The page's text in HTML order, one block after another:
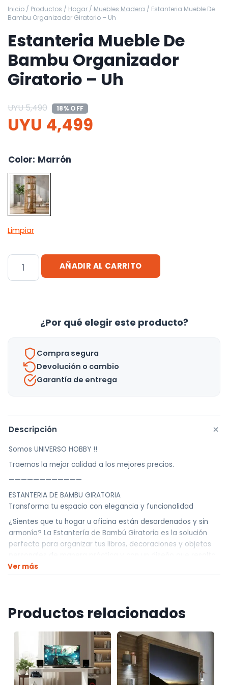
Inicio / Productos / Hogar / Muebles Madera / Estanteria Mueble De
Bambu Organizador Giratorio – Uh
Estanteria Mueble De
Bambu Organizador
Giratorio – Uh
UYU5,490 18% OFF
UYU 4,499
Color: Marrón
Limpiar
Estanteria
Mueble
Giratorio
cantidad
AÑADIR AL CARRITO
¿Por qué elegir este producto?
Compra segura
Devolución o cambio
Garantía de entrega
Descripción +
Somos UNIVERSO HOBBY !!
Traemos la mejor calidad a los mejores precios.
————————————
ESTANTERIA DE BAMBU GIRATORIA
Transforma tu espacio con elegancia y funcionalidad
¿Sientes que tu hogar u oficina están desordenados y sin
armonía? La Estantería de Bambú Giratoria es la solución
perfecta para organizar tus libros, decoraciones y objetos
en cualquier ambiente. Su estructura multinivel y giratoria te
permite aprovechar cada centímetro, accediendo
* Diseño 360° – Gira con facilidad para encontrar lo que
* Material ecológico y resistente – Fabricada en bambú
natural de alta calidad, ofreciendo durabilidad y un toque
sofisticado.
* Gran capacidad sin ocupar espacio – Sus múltiples niveles
aprovechan la altura, manteniendo el orden sin invadir tu
Ver más
Productos relacionados